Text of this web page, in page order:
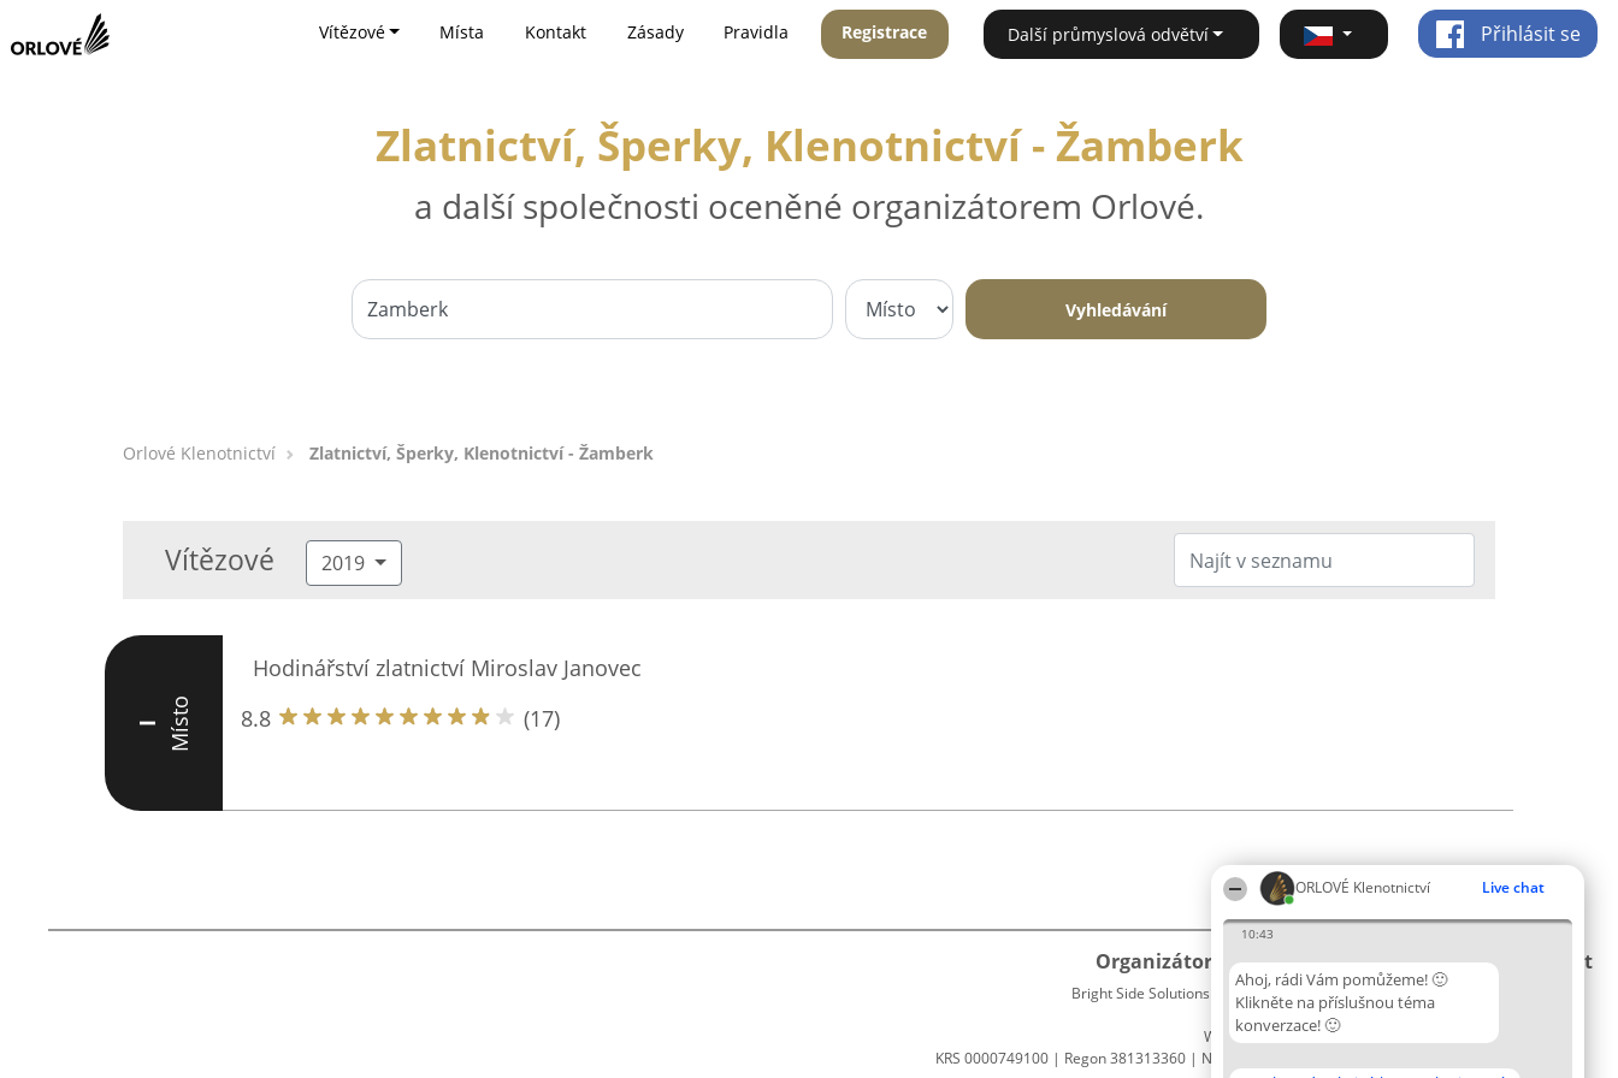
ORLOVÉ Klenotnictví Live chat
10:43
Ahoj, rádi Vám pomůžeme! 🙂
Klikněte na příslušnou téma
konverzace! 🙂
Vítězové Místa Kontakt Zásady Pravidla Registrace Další průmyslová odvětví Přihlásit se
Zlatnictví, Šperky, Klenotnictví - Žamberk
a další společnosti oceněné organizátorem Orlové.
Vyhledávání
Orlové Klenotnictví Zlatnictví, Šperky, Klenotnictví - Žamberk
Vítězové 2019
I Místo
Hodinářství zlatnictví Miroslav Janovec
8.8
(17)
Organizátor hlasování
Bright Side Solutions sp. z o. o. sp. k.
ul. Ruska 22
Wrocław 50-079
KRS 0000749100 | Regon 381313360 | NIP 8943132676
Plebiscyt
Vítězové
Seznam
Kontakt